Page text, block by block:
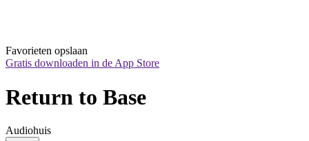
Favorieten opslaan
Gratis downloaden in de App Store
Return to Base
Audiohuis